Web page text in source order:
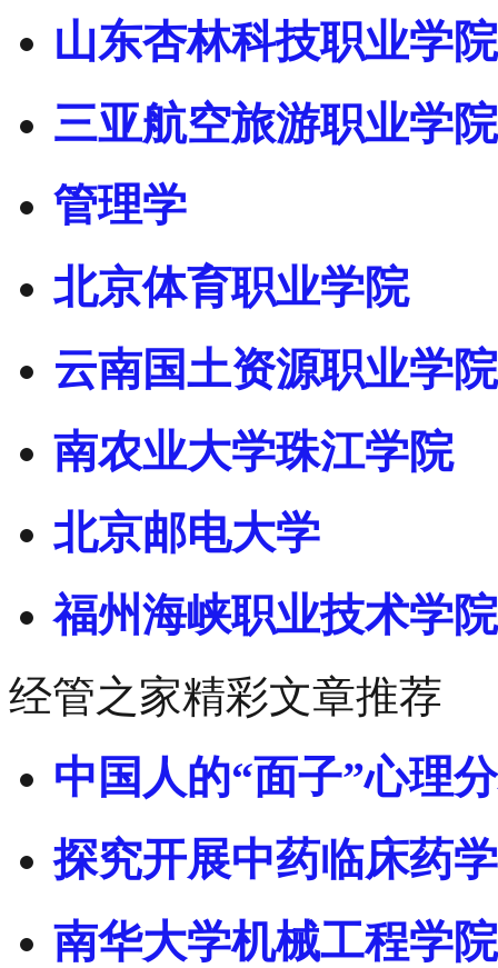
山东杏林科技职业学院
三亚航空旅游职业学院
管理学
北京体育职业学院
云南国土资源职业学院
南农业大学珠江学院
北京邮电大学
福州海峡职业技术学院
经管之家精彩文章推荐
中国人的“面子”心理
探究开展中药临床药
南华大学机械工程学